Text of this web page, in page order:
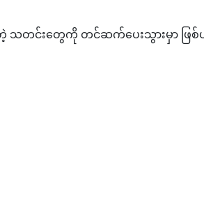
သတင်းတွေကို တင်ဆက်ပေးသွားမှာ ဖြစ်